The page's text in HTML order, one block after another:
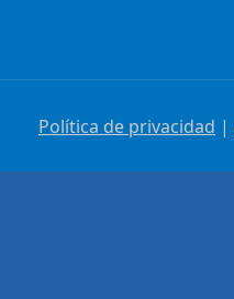
Política de privacidad |